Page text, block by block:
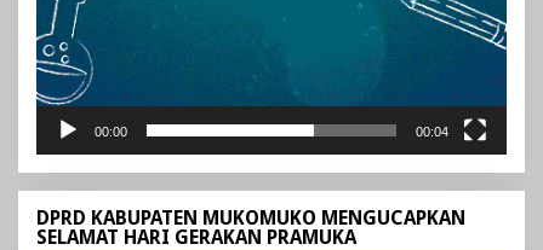
00:00 00:04
DPRD KABUPATEN MUKOMUKO MENGUCAPKAN
SELAMAT HARI GERAKAN PRAMUKA